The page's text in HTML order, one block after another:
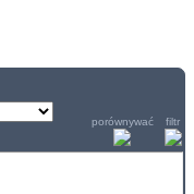
porównywać filtr